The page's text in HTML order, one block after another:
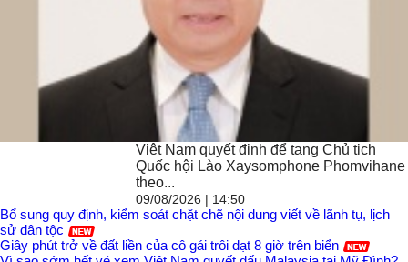
Việt Nam quyết định để tang Chủ tịch
Quốc hội Lào Xaysomphone Phomvihane
theo...
09/08/2026 | 14:50
Bổ sung quy định, kiểm soát chặt chẽ nội dung viết về lãnh tụ, lịch
sử dân tộc
Giây phút trở về đất liền của cô gái trôi dạt 8 giờ trên biển